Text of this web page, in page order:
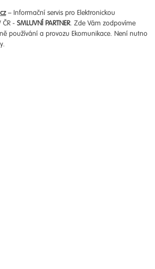
– Informační servis pro Elektronickou
ČR - SMLUVNÍ PARTNER. Zde Vám zodpovíme
používání a provozu Ekomunikace. Není nutno